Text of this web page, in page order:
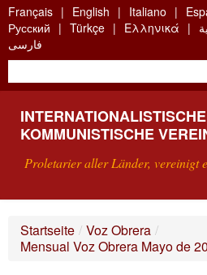
Skip
to
main
content
Français English Italiano
Русский
Türkçe Ελληνικά
فارسی
INTERNATIONALISTISCHE
KOMMUNISTISCHE
Proletarier aller Länder, vereinigt
WAS IST DIE IKV?
Startseite / Voz Obrera /
Mensual Voz Obrera Mayo de